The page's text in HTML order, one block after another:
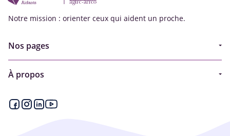
Notre mission : orienter ceux qui aident un proche.
Nos pages
Aides financières et congés
À propos
Qui sommes-nous ?